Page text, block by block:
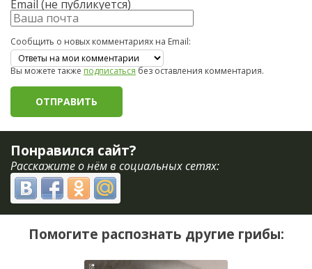
Email (не публикуется)
Сообщить о новых комментариях на Email:
Вы можете такжеподписатьсябез оставления комментария.
Понравился сайт?
Расскажите о нём в социальных сетях:
Помогите распознать другие грибы: